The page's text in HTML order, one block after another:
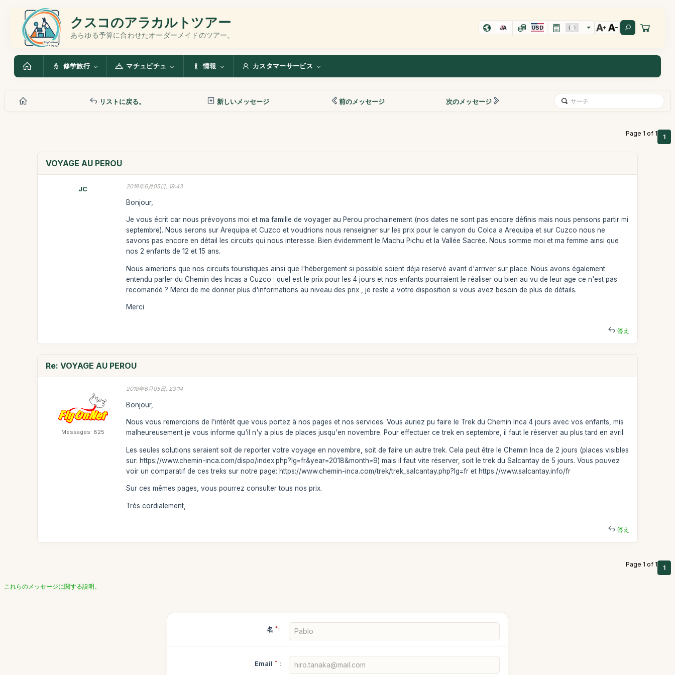
クスコのアラカルトツアー
あらゆる予算に合わせたオーダーメイドのツアー。
JA USD
修学旅行 マチュピチュ 情報 カスタマーサービス
リストに戻る。 新しいメッセージ 前のメッセージ 次のメッセージ
Page 1 of 1 1
VOYAGE AU PEROU
JC 2018年6月05日, 19:43
Bonjour,
Je vous écrit car nous prévoyons moi et ma famille de voyager au Perou prochainement (nos dates ne sont pas encore définis mais nous pensons partir mi
septembre). Nous serons sur Arequipa et Cuzco et voudrions nous renseigner sur les prix pour le canyon du Colca a Arequipa et sur Cuzco nous ne
savons pas encore en détail les circuits qui nous interesse. Bien évidemment le Machu Pichu et la Vallée Sacrée. Nous somme moi et ma femme ainsi que
nos 2 enfants de 12 et 15 ans.
Nous aimerions que nos circuits touristiques ainsi que l'hébergement si possible soient déja reservé avant d'arriver sur place. Nous avons également
entendu parler du Chemin des Incas a Cuzco : quel est le prix pour les 4 jours et nos enfants pourraient le réaliser ou bien au vu de leur age ce n'est pas
recomandé ? Merci de me donner plus d'informations au niveau des prix , je reste a votre disposition si vous avez besoin de plus de détails.
Merci
答え
Re: VOYAGE AU PEROU
Messages: 825
2018年6月05日, 23:14
Bonjour,
Nous vous remercions de l’intérêt que vous portez à nos pages et nos services. Vous auriez pu faire le Trek du Chemin Inca 4 jours avec vos enfants, mis
malheureusement je vous informe qu'il n'y a plus de places jusqu'en novembre. Pour effectuer ce trek en septembre, il faut le réserver au plus tard en avril.
Les seules solutions seraient soit de reporter votre voyage en novembre, soit de faire un autre trek. Cela peut être le Chemin Inca de 2 jours (places visibles
sur: https://www.chemin-inca.com/dispo/index.php?lg=fr&year=2018&month=9) mais il faut vite réserver, soit le trek du Salcantay de 5 jours. Vous pouvez
voir un comparatif de ces treks sur notre page: https://www.chemin-inca.com/trek/trek_salcantay.php?lg=fr et https://www.salcantay.info/fr
Sur ces mêmes pages, vous pourrez consulter tous nos prix.
Très cordialement,
答え
Page 1 of 1 1
これらのメッセージに関する説明。
名 *:
Email * :